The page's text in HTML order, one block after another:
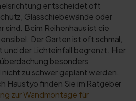
entscheidet oft
Glasschiebewände oder
sind. Beim Reihenhaus ist die
Der Garten ist oft schmal,
und der Lichteinfall begrenzt. Hier
besonders
zu schwer geplant werden.
Haustyp finden Sie im Ratgeber
zur Wandmontage für